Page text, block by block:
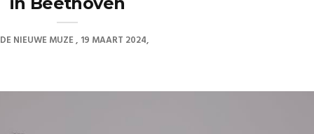
DE NIEUWE MUZE 19 MAART 2024